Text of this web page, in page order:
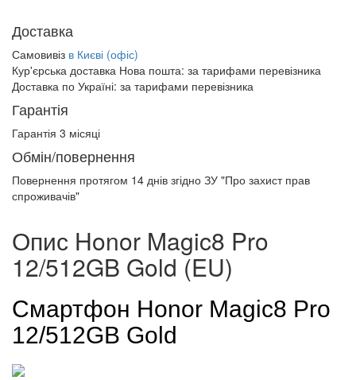
Доставка
Самовивіз в Києві (офіс)
Кур'єрська доставка Нова пошта: за тарифами перевізника
Доставка по Україні: за тарифами перевізника
Гарантія
Гарантія 3 місяці
Обмін/повернення
Повернення протягом 14 днів згідно ЗУ "Про захист прав
спроживачів"
Опис Honor Magic8 Pro
12/512GB Gold (EU)
Смартфон Honor Magic8 Pro
12/512GB Gold